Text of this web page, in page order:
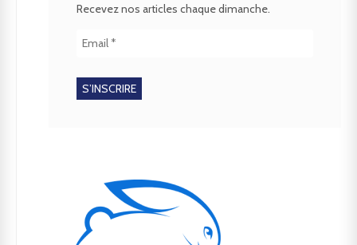
Recevez nos articles chaque dimanche.